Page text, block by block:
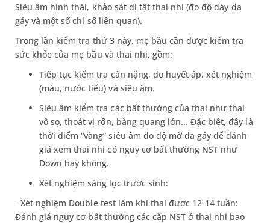
Siêu âm hình thái, khảo sát dị tật thai nhi (đo độ dày da
gáy và một số chỉ số liên quan).
Trong lần kiểm tra thứ 3 này, mẹ bầu cần được kiểm tra
sức khỏe của mẹ bầu và thai nhi, gồm:
Tiếp tục kiểm tra cân nặng, đo huyết áp, xét nghiệm
(máu, nước tiểu) và siêu âm.
Siêu âm kiểm tra các bất thường của thai như thai
vô sọ, thoát vị rốn, bàng quang lớn... Đặc biệt, đây là
thời điểm “vàng” siêu âm đo độ mờ da gáy để đánh
giá xem thai nhi có nguy cơ bất thường NST như
Down hay không.
Xét nghiệm sàng lọc trước sinh:
- Xét nghiệm Double test làm khi thai được 12-14 tuần:
Đánh giá nguy cơ bất thường các cặp NST ở thai nhi bao